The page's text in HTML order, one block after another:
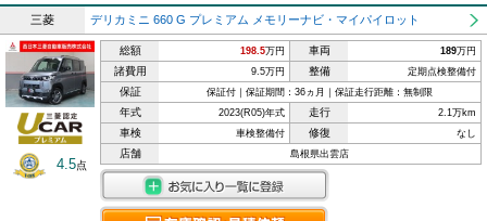
三菱 デリカミニ 660 G プレミアム メモリーナビ・マイパイロット
4.5点
総額 198.5万円 車両 189万円
諸費用 9.5万円 整備 定期点検整備付
保証 保証付｜保証期間：36ヵ月｜保証走行距離：無制限
年式 2023(R05)年式 走行 2.1万km
車検 車検整備付 修復 なし
店舗 島根県出雲店